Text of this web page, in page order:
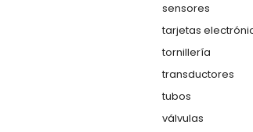
sensores
tarjetas
tornillería
transductores
tubos
válvulas